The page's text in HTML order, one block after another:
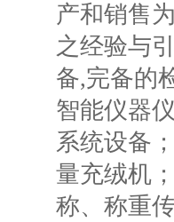
产和销售
之经验与
备,完备的
智能仪器
系统设备
量充绒机
称、称重